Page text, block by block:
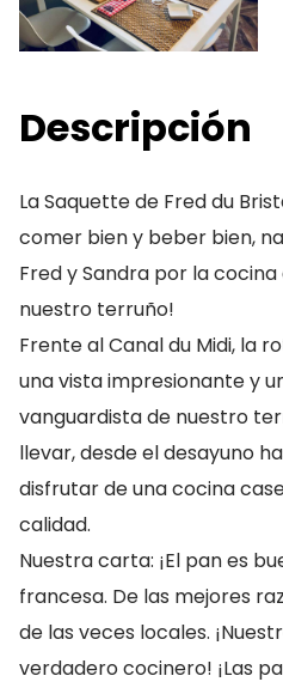
Descripción
La Saquette de Fred du
comer bien y beber bien,
Fred y Sandra por la
nuestro terruño!
Frente al Canal du Midi, la
una vista impresionante y
vanguardista de nuestro
llevar, desde el desayuno
disfrutar de una cocina
calidad.
Nuestra carta: ¡El pan es
francesa. De las mejores
de las veces locales.
verdadero cocinero! ¡Las